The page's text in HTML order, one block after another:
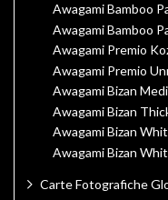
Awagami Bamboo
Awagami Bamboo
Awagami Premio
Awagami Premio
Awagami Bizan
Awagami Bizan
Awagami Bizan
Awagami Bizan
Carte Fotografiche